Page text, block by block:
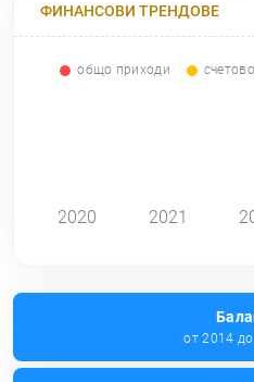
ФИНАНСОВИ ТРЕНДОВЕ
общо приходи
2020 2021
от 2014